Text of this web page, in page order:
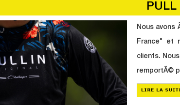
PULL
Nous avons
France" et
clients.
remportÃ©